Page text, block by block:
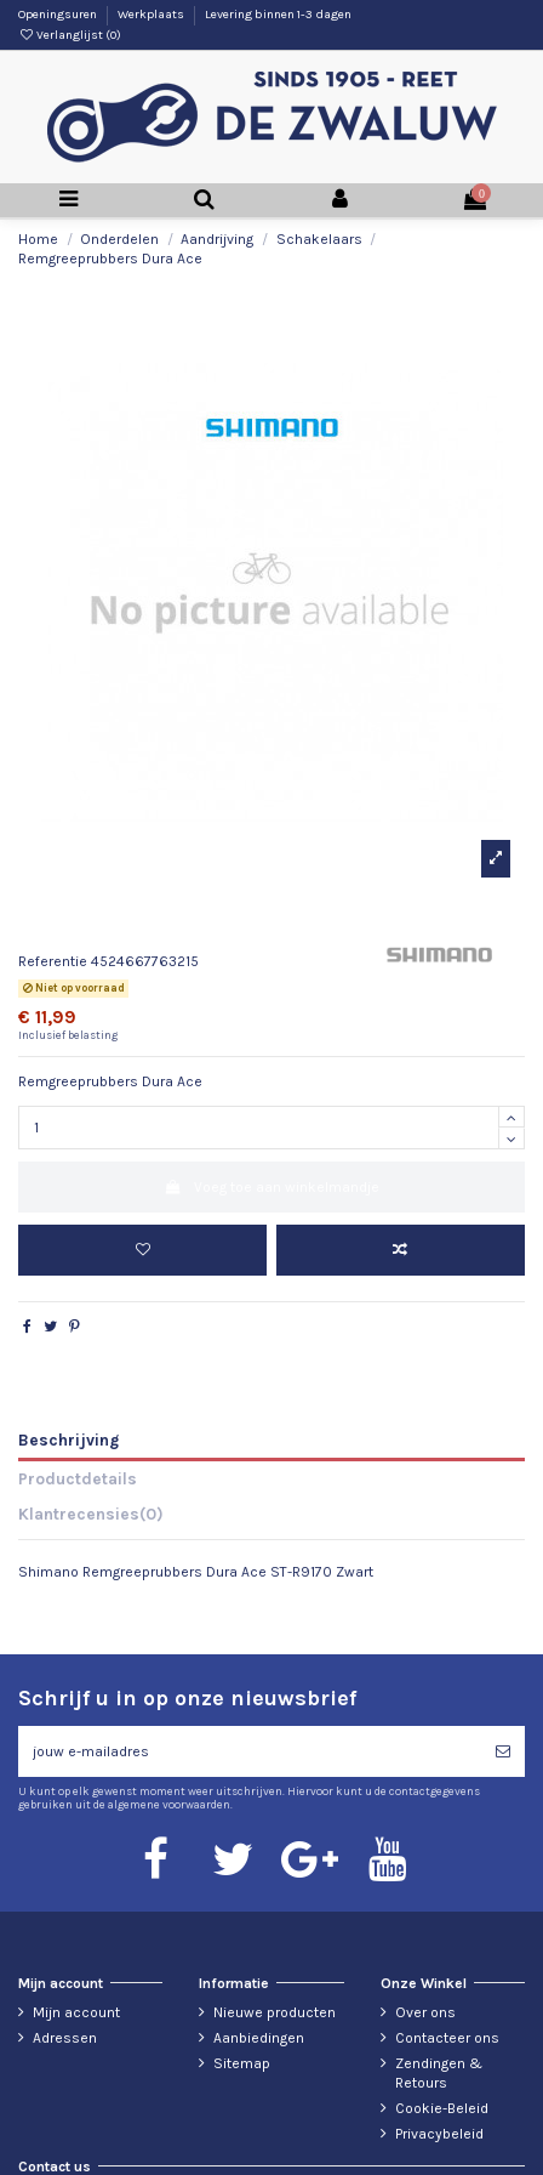
Openingsuren Werkplaats
Levering binnen 1-3 dagen
Verlanglijst (0)
0
Home Onderdelen Aandrijving
Schakelaars
Remgreeprubbers Dura Ace
Referentie 4524667763215
Niet op voorraad
€ 11,99
Inclusief belasting
Remgreeprubbers Dura Ace
Beschrijving
Productdetails
Klantrecensies(0)
Shimano Remgreeprubbers Dura Ace ST-R9170 Zwart
Schrijf u in op onze nieuwsbrief
U kunt op elk gewenst moment weer uitschrijven. Hiervoor kunt u de contactgegevens
gebruiken uit de algemene voorwaarden.
Mijn account
Mijn account
Adressen
Informatie
Nieuwe producten
Aanbiedingen
Sitemap
Onze Winkel
Over ons
Contacteer ons
Zendingen &
Retours
Cookie-Beleid
Privacybeleid
Contact us